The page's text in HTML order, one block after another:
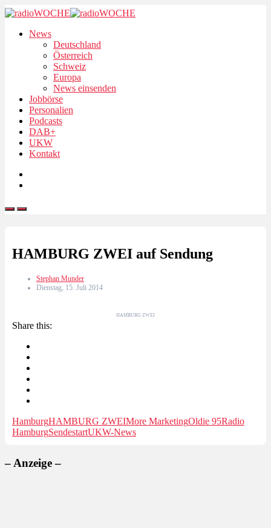
News
Deutschland
Österreich
Schweiz
Europa
News einsenden
Jobbörse
Personalien
Podcasts
DAB+
UKW
Kontakt
HAMBURG ZWEI auf Sendung
Stephan Munder
Dienstag, 15. Juli 2014
HAMBURG ZWEI
Share this:
HamburgHAMBURG ZWEIMore MarketingOldie 95Radio
HamburgSendestartUKW-News
– Anzeige –